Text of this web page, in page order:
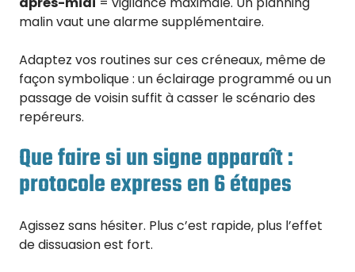
malin vaut une alarme supplémentaire.
Adaptez vos routines sur ces créneaux, même de
façon symbolique : un éclairage programmé ou un
passage de voisin suffit à casser le scénario des
repéreurs.
Que faire si un signe apparaît :
protocole express en 6 étapes
Agissez sans hésiter. Plus c’est rapide, plus l’effet
de dissuasion est fort.